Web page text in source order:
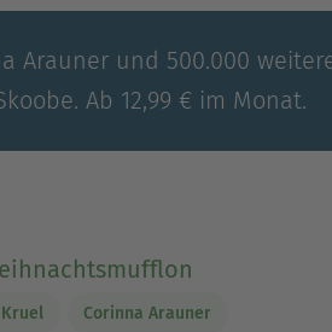
Arauner und 500.000
Ab 12,99 € im Monat.
Corinna Arauner